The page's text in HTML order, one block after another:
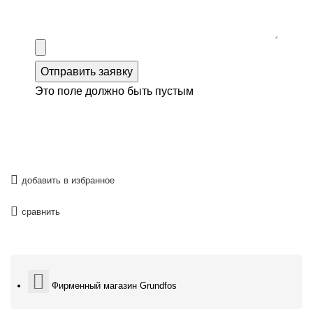
Отправить заявку
Это поле должно быть пустым
добавить в избранное
сравнить
Фирменный магазин Grundfos